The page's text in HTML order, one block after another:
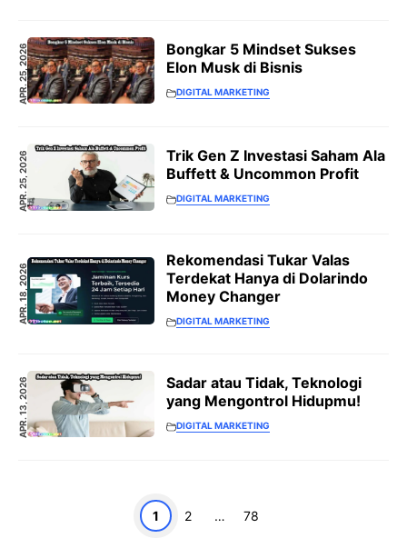
APR. 25, 2026
Bongkar 5 Mindset Sukses
Elon Musk di Bisnis
DIGITAL MARKETING
APR. 25, 2026
Trik Gen Z Investasi Saham Ala
Buffett & Uncommon Profit
DIGITAL MARKETING
APR. 18, 2026
Rekomendasi Tukar Valas
Terdekat Hanya di Dolarindo
Money Changer
DIGITAL MARKETING
APR. 13, 2026
Sadar atau Tidak, Teknologi
yang Mengontrol Hidupmu!
DIGITAL MARKETING
Halaman
1 Halaman
2 … Halaman
78